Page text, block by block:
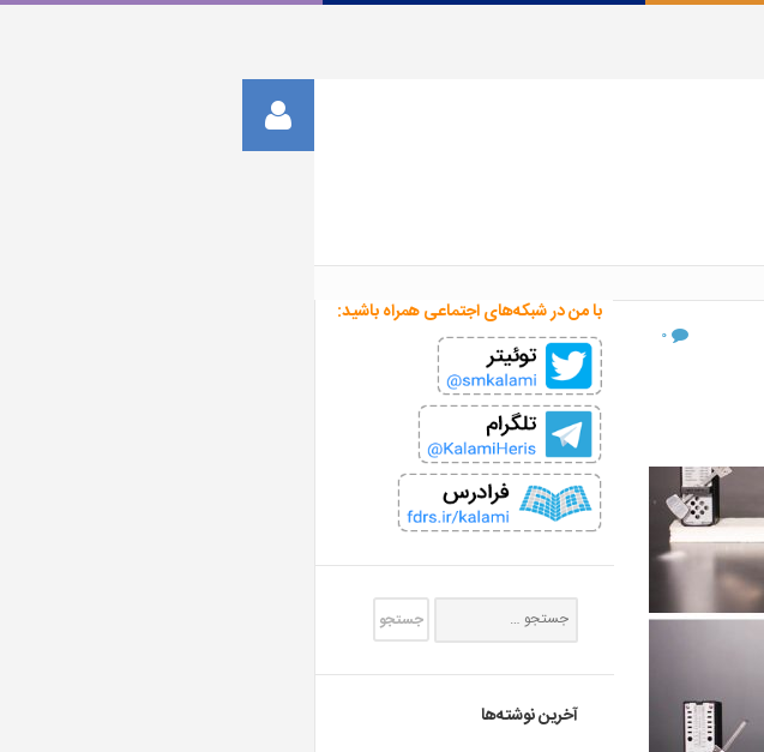
۰
با من در شبکه‌های اجتماعی همراه باشید:
آخرین نوشته‌ها